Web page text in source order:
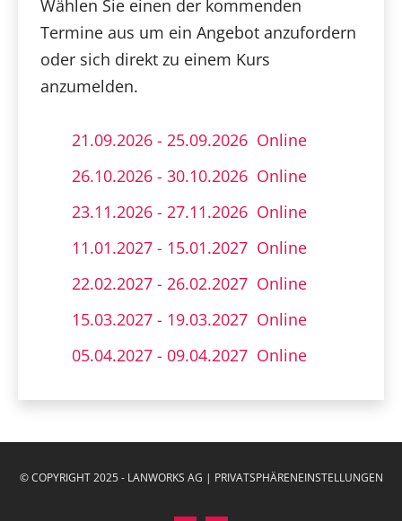
Wählen Sie einen der kommenden
Termine aus um ein Angebot anzufordern
oder sich direkt zu einem Kurs
anzumelden.
21.09.2026 - 25.09.2026 Online
26.10.2026 - 30.10.2026 Online
23.11.2026 - 27.11.2026 Online
11.01.2027 - 15.01.2027 Online
22.02.2027 - 26.02.2027 Online
15.03.2027 - 19.03.2027 Online
05.04.2027 - 09.04.2027 Online
© COPYRIGHT 2025 - LANWORKS AG | PRIVATSPHÄRENEINSTELLUNGEN